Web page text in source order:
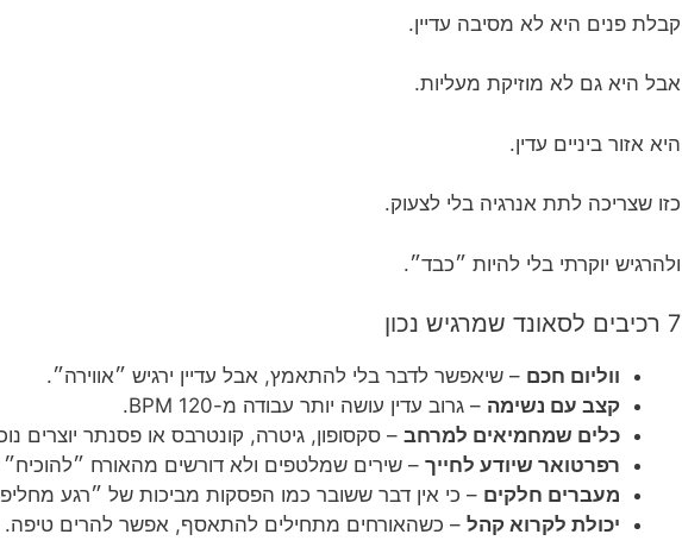
קבלת פנים היא לא מסיבה עדיין.
אבל היא גם לא מוזיקת מעליות.
היא אזור ביניים עדין.
כזו שצריכה לתת אנרגיה בלי לצעוק.
ולהרגיש יוקרתי בלי להיות ״כבד״.
7 רכיבים לסאונד שמרגיש נכון
ווליום חכם – שיאפשר לדבר בלי להתאמץ, אבל עדיין ירגיש ״אווירה״.
קצב עם נשימה – גרוב עדין עושה יותר עבודה מ-120 BPM.
כלים שמחמיאים למרחב – סקסופון, גיטרה, קונטרבס או פסנתר יוצרים
רפרטואר שיודע לחייך – שירים שמלטפים ולא דורשים מהאורח ״להוכיח״
מעברים חלקים – כי אין דבר ששובר כמו הפסקות מביכות של ״רגע
יכולת לקרוא קהל – כשהאורחים מתחילים להתאסף, אפשר להרים